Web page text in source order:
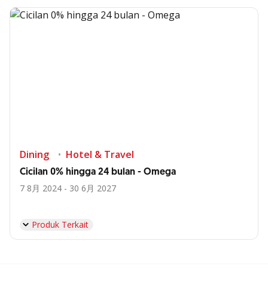
Dining Hotel & Travel
Cicilan 0% hingga 24 bulan - Omega
7 8月 2024 - 30 6月 2027
Produk Terkait